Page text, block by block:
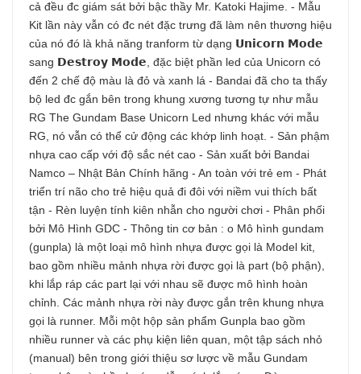
cả đều đc giám sát bởi bậc thầy Mr. Katoki Hajime. - Mẫu
Kit lần này vẫn có đc nét đặc trưng đã làm nên thương hiệu
của nó đó là khả năng tranform từ dạng 𝗨𝗻𝗶𝗰𝗼𝗿𝗻 𝗠𝗼𝗱𝗲
sang 𝗗𝗲𝘀𝘁𝗿𝗼𝘆 𝗠𝗼𝗱𝗲, đặc biệt phần led của Unicorn có
đến 2 chế độ màu là đỏ và xanh lá - Bandai đã cho ta thấy
bộ led đc gắn bên trong khung xương tương tự như mẫu
RG The Gundam Base Unicorn Led nhưng khác với mẫu
RG, nó vẫn có thể cử động các khớp linh hoạt. - Sản phậm
nhựa cao cấp với độ sắc nét cao - Sản xuất bởi Bandai
Namco – Nhật Bản Chính hãng - An toàn với trẻ em - Phát
triển trí não cho trẻ hiệu quả đi đôi với niềm vui thích bất
tận - Rèn luyện tính kiên nhẫn cho người chơi - Phân phối
bởi Mô Hình GDC - Thông tin cơ bản : o Mô hình gundam
(gunpla) là một loại mô hình nhựa được gọi là Model kit,
bao gồm nhiều mảnh nhựa rời được gọi là part (bộ phận),
khi lắp ráp các part lại với nhau sẽ được mô hình hoàn
chỉnh. Các mảnh nhựa rời này được gắn trên khung nhựa
gọi là runner. Mỗi một hộp sản phẩm Gunpla bao gồm
nhiều runner và các phụ kiện liên quan, một tập sách nhỏ
(manual) bên trong giới thiệu sơ lược về mẫu Gundam